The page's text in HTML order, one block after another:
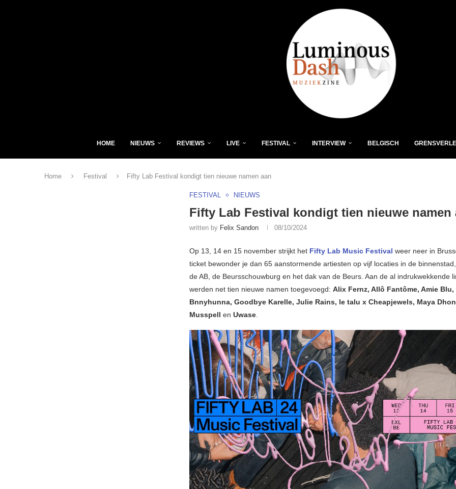
HOME NIEUWS REVIEWS LIVE FESTIVAL INTERVIEW BELGISCH
Home Festival Fifty Lab Festival kondigt tien nieuwe namen aan
FESTIVAL NIEUWS
Fifty Lab Festival kondigt tien nieuwe namen
written by Felix Sandon 08/10/2024
Op 13, 14 en 15 november strijkt het Fifty Lab Music Festival weer neer in
ticket bewonder je dan 65 aanstormende artiesten op vijf locaties in de
de AB, de Beursschouwburg en het dak van de Beurs. Aan de al indrukwekkende
werden net tien nieuwe namen toegevoegd: Alix Fernz, Allô Fantôme, Amie Blu,
Bnnyhunna, Goodbye Karelle, Julie Rains, le talu x Cheapjewels, Maya
Musspell en Uwase.